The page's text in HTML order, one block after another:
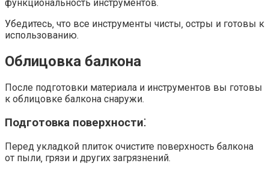
функциональность инструментов.​
Убедитесь‚ что все инструменты чисты‚ остры и готовы к
использованию.​
Облицовка балкона
После подготовки материала и инструментов вы готовы
к облицовке балкона снаружи.​
Подготовка поверхности⁚
Перед укладкой плиток очистите поверхность балкона
от пыли‚ грязи и других загрязнений.​